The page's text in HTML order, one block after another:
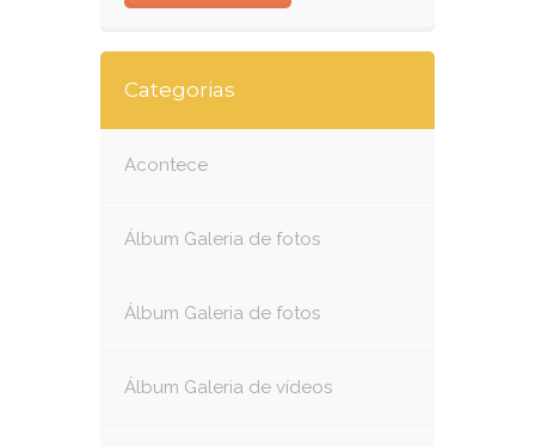
Categorias
Acontece
Álbum Galeria de fotos
Álbum Galeria de fotos
Álbum Galeria de vídeos